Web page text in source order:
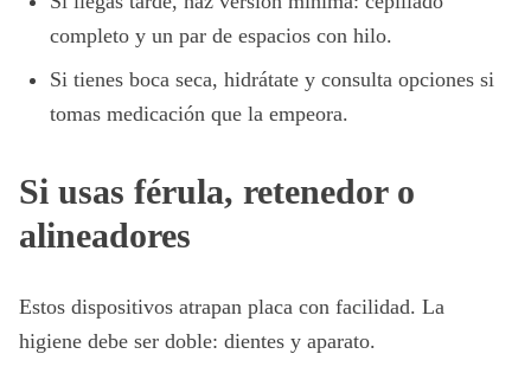
completo y un par de espacios con hilo.
Si tienes boca seca, hidrátate y consulta opciones si
tomas medicación que la empeora.
Si usas férula, retenedor o
alineadores
Estos dispositivos atrapan placa con facilidad. La
higiene debe ser doble: dientes y aparato.